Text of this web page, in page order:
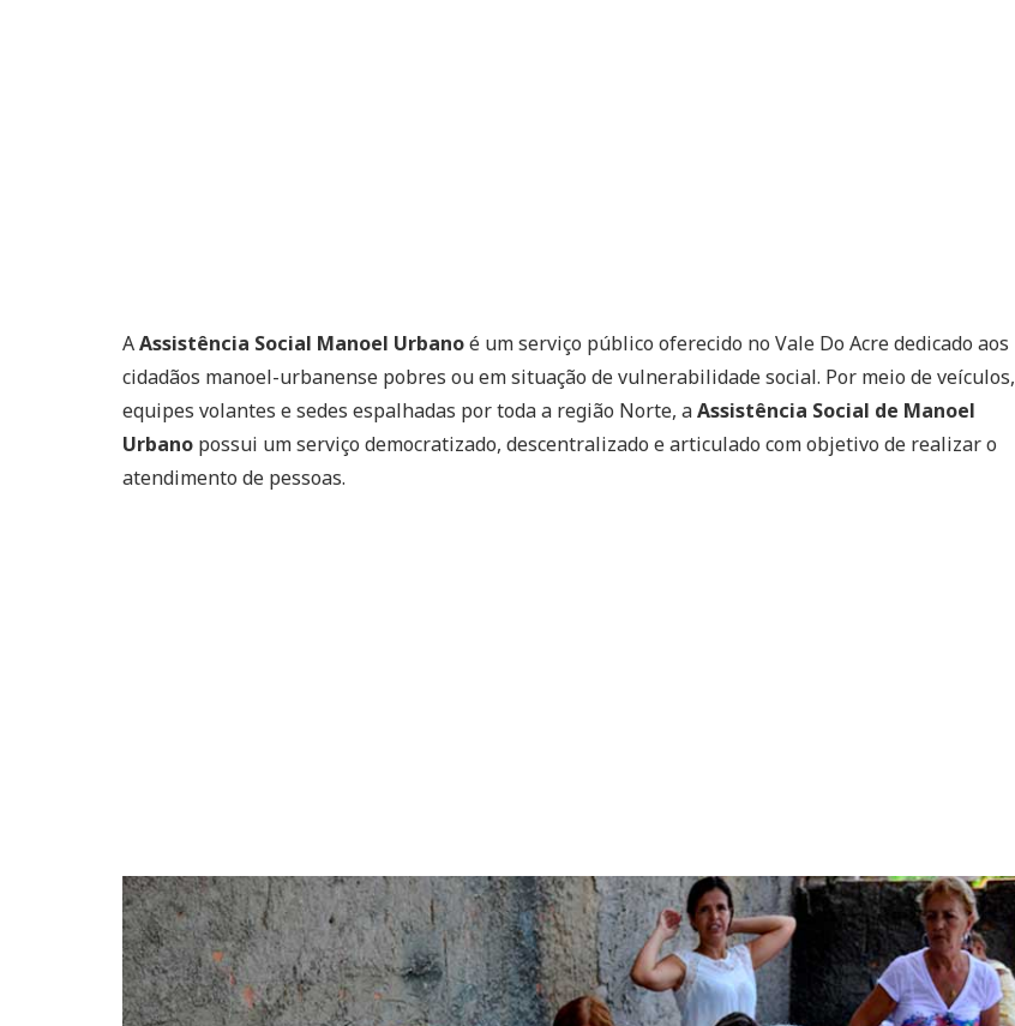
AAssistência Social Manoel Urbanoé um serviço público oferecido no Vale Do Acre dedicado aos
cidadãos manoel-urbanense pobres ou em situação de vulnerabilidade social. Por meio de veículos,
equipes volantes e sedes espalhadas por toda a região Norte, aAssistência Social de Manoel
Urbano possui um serviço democratizado, descentralizado e articulado com objetivo de realizar o
atendimento de pessoas.